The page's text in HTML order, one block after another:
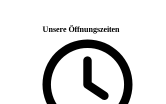
Unsere Öffnungszeiten